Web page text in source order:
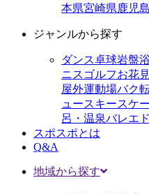
本県宮崎県鹿児
ジャンルから探す
ダンス卓球岩盤浴
ニス ゴルフお花見
屋外運動場バク
ュースキースケ
呂・温泉バレエ
スポスポとは
Q&A
地域から探す